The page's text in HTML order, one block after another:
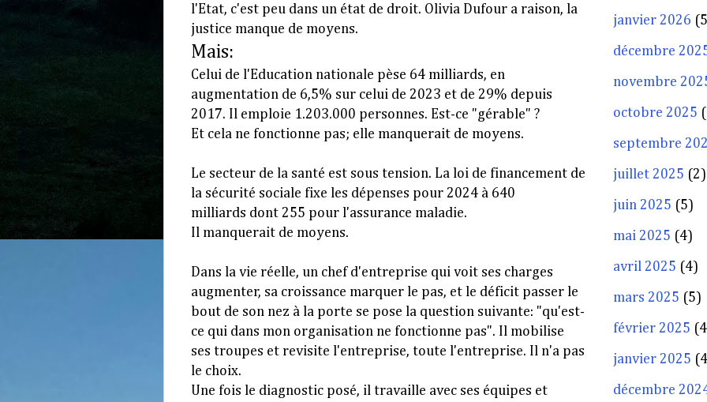
l'Etat, c'est peu dans un état de droit. Olivia Dufour a raison, la
justice manque de moyens.
Mais:
Celui de l'Education nationale pèse 64 milliards, en
augmentation de 6,5% sur celui de 2023 et de 29% depuis
2017. Il emploie 1.203.000 personnes. Est-ce "gérable" ?
Et cela ne fonctionne pas; elle manquerait de moyens.
Le secteur de la santé est sous tension. La loi de financement de
la sécurité sociale fixe
les dépenses pour 2024 à 640
milliards dont 255 pour l'assurance maladie.
Il manquerait de moyens.
Dans la vie réelle, un chef d'entreprise qui voit ses charges
augmenter, sa croissance marquer le pas, et le déficit passer le
bout de son nez à la porte se pose la question suivante: "qu'est-
ce qui dans mon organisation ne fonctionne pas". Il mobilise
ses troupes et revisite l'entreprise, toute l'entreprise. Il n'a pas
le choix.
Une fois le diagnostic posé, il travaille avec ses équipes et
janvier 2026
décembre
novembre
octobre 2025
septembre
juillet 2025 (2)
juin 2025 (5)
mai 2025 (4)
avril 2025 (4)
mars 2025 (5)
février 2025
janvier 2025
décembre